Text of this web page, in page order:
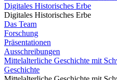
Digitales Historisches Erbe
Digitales Historisches Erbe
Das Team
Forschung
Präsentationen
Ausschreibungen
Mittelalterliche Geschichte mit
Geschichte